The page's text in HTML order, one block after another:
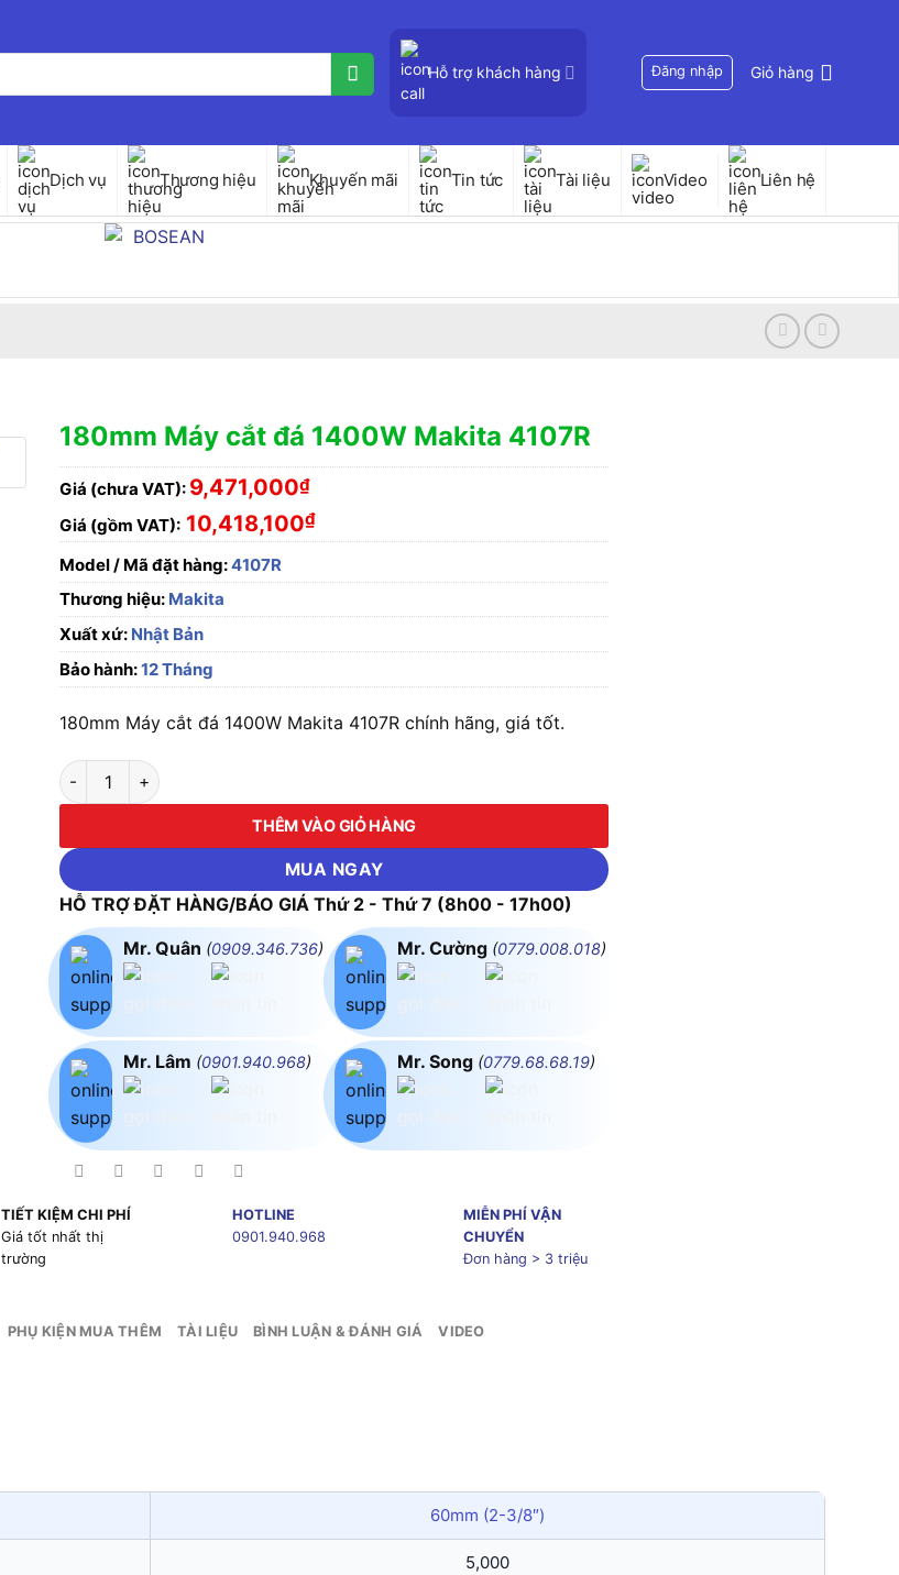
Hỗ trợ khách hàng Đăng nhập Giỏ hàng
Dịch vụ Thương hiệu Khuyến mãi Tin tức Tài liệu Video Liên hệ
180mm Máy cắt đá 1400W Makita 4107R
Giá (chưa VAT): 9,471,000₫
Giá (gồm VAT): 10,418,100₫
Model / Mã đặt hàng:4107R
Thương hiệu: Makita
Xuất xứ: Nhật Bản
Bảo hành:12 Tháng
180mm Máy cắt đá 1400W Makita 4107R chính hãng, giá tốt.
180mm Máy cắt đá 1400W Makita 4107R số lượng
THÊM VÀO GIỎ HÀNG
MUA NGAY
HỖ TRỢ ĐẶT HÀNG/BÁO GIÁ Thứ 2 - Thứ 7 (8h00 - 17h00)
Mr. Quân (0909.346.736)
Mr. Lâm (0901.940.968)
Mr. Cường (0779.008.018)
Mr. Song (0779.68.68.19)
TIẾT KIỆM CHI PHÍ
Giá tốt nhất thị
trường
HOTLINE
0901.940.968
MIỄN PHÍ VẬN
CHUYỂN
Đơn hàng > 3 triệu
PHỤ KIỆN MUA THÊM TÀI LIỆU BÌNH LUẬN & ĐÁNH GIÁ VIDEO
60mm (2-3/8″)
5,000